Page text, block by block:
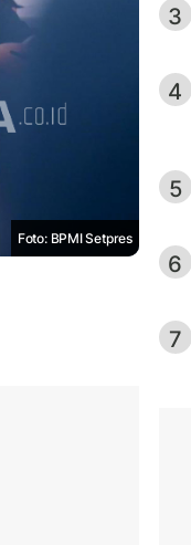
Foto: BPMI Setpres
3
4
5
6
7